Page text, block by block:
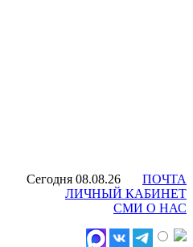
Сегодня 08.08.26
ПОЧТА
ЛИЧНЫЙ КАБИНЕТ
СМИ О НАС